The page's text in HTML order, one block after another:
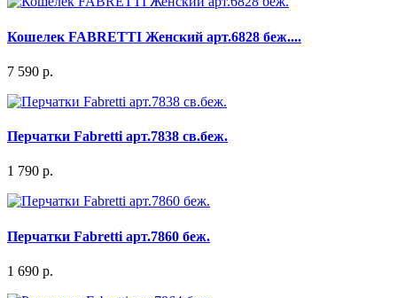
Кошелек FABRETTI Женский арт.6828 беж....
7 590 р.
Перчатки Fabretti арт.7838 св.беж.
1 790 р.
Перчатки Fabretti арт.7860 беж.
1 690 р.